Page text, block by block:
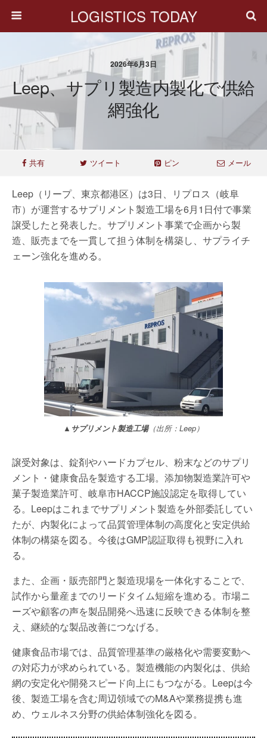
LOGISTICS TODAY
2026年6月3日
Leep、サプリ製造内製化で供給
網強化
共有 ツイート ピン メール
Leep（リープ、東京都港区）は3日、リプロス（岐阜
市）が運営するサプリメント製造工場を6月1日付で事業
譲受したと発表した。サプリメント事業で企画から製
造、販売までを一貫して担う体制を構築し、サプライチ
ェーン強化を進める。
▲サプリメント製造工場（出所：Leep）
譲受対象は、錠剤やハードカプセル、粉末などのサプリ
メント・健康食品を製造する工場。添加物製造業許可や
菓子製造業許可、岐阜市HACCP施設認定を取得してい
る。Leepはこれまでサプリメント製造を外部委託してい
たが、内製化によって品質管理体制の高度化と安定供給
体制の構築を図る。今後はGMP認証取得も視野に入れ
る。
また、企画・販売部門と製造現場を一体化することで、
試作から量産までのリードタイム短縮を進める。市場ニ
ーズや顧客の声を製品開発へ迅速に反映できる体制を整
え、継続的な製品改善につなげる。
健康食品市場では、品質管理基準の厳格化や需要変動へ
の対応力が求められている。製造機能の内製化は、供給
網の安定化や開発スピード向上にもつながる。Leepは今
後、製造工場を含む周辺領域でのM&Aや業務提携も進
め、ウェルネス分野の供給体制強化を図る。